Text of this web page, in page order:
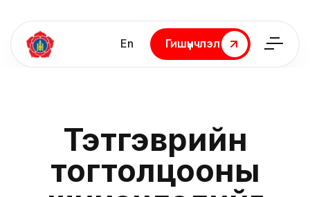
En
Гишүүнчлэл
Гишүүнчлэл
Тэтгэврийн
тогтолцооны